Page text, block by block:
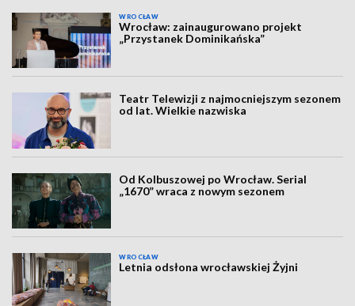
WROCŁAW
Wrocław: zainaugurowano projekt
„Przystanek Dominikańska”
Teatr Telewizji z najmocniejszym sezonem
od lat. Wielkie nazwiska
Od Kolbuszowej po Wrocław. Serial
„1670” wraca z nowym sezonem
WROCŁAW
Letnia odsłona wrocławskiej Żyjni